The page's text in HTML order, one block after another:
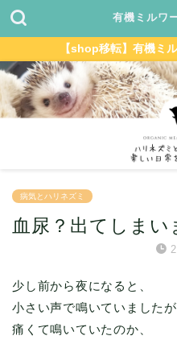
有機ミルワ
【shop移転】有機ミ
病気とハリネズミ
血尿？出てしまい
少し前から夜になると、
小さい声で鳴いていましたが
痛くて鳴いていたのか、